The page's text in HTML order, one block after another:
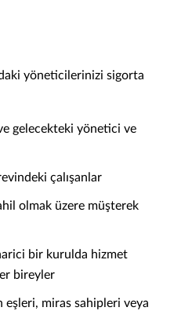
yöneticilerinizi sigorta
gelecekteki yönetici ve
çalışanlar
olmak üzere müşterek
bir kurulda hizmet
bireyler
miras sahipleri veya